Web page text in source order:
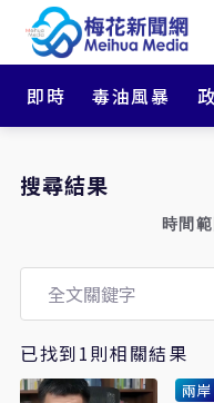
即時 毒油風暴
搜尋結果
時間範
已找到1則相關結果
兩岸